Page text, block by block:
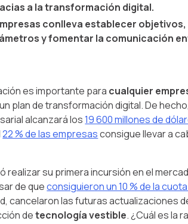
a la transformación digital.
conlleva establecer
y fomentar la comunicación
es importante para cualquier
plan de transformación digital. De
alcanzará los19 600 millones de
22 % de las empresasconsigue llevar a
realizar su primera incursión en el
de queconsiguieron un 10 % de la
cancelaron las futuras actualizaciones
detecnología vestible. ¿Cuál es la